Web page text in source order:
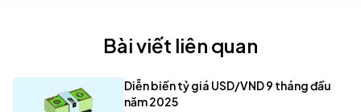
Bài viết liên quan
Diễn biến tỷ giá USD/VND 9 tháng đầu
năm 2025